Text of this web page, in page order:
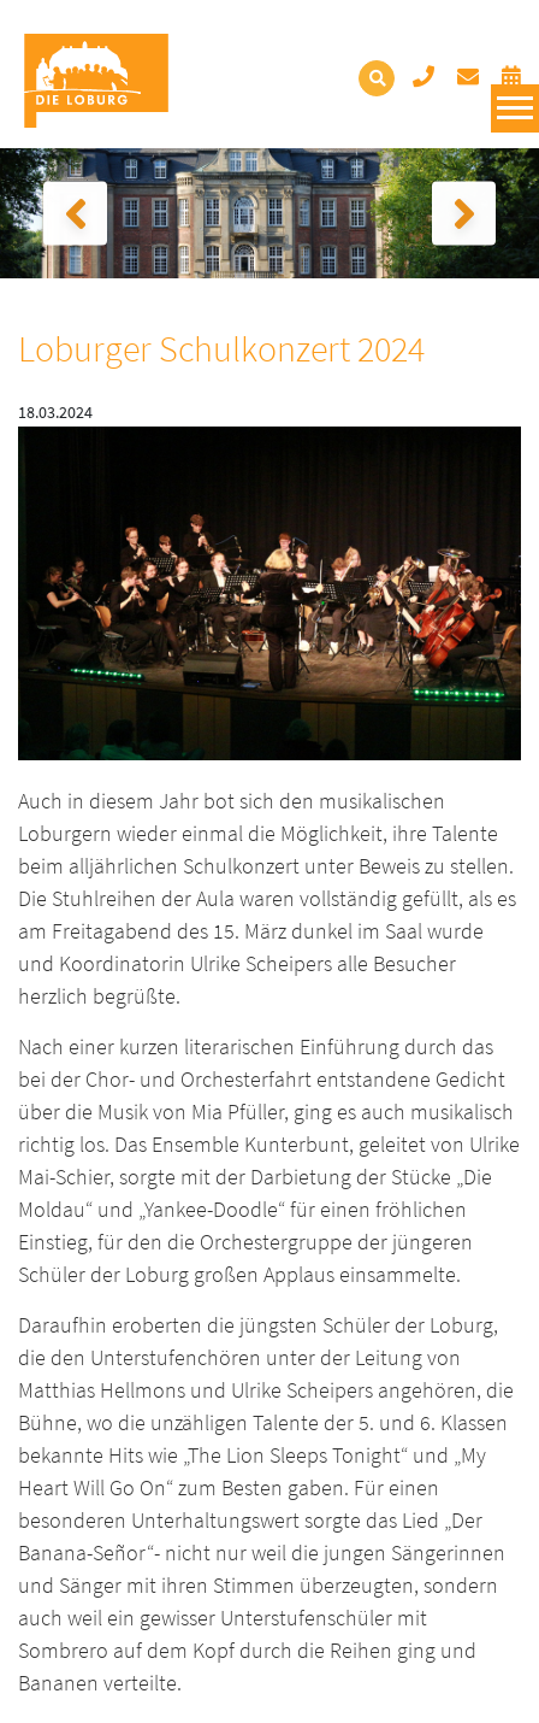
Loburger Schulkonzert 2024
18.03.2024
Auch in diesem Jahr bot sich den musikalischen
Loburgern wieder einmal die Möglichkeit, ihre Talente
beim alljährlichen Schulkonzert unter Beweis zu stellen.
Die Stuhlreihen der Aula waren vollständig gefüllt, als es
am Freitagabend des 15. März dunkel im Saal wurde
und Koordinatorin Ulrike Scheipers alle Besucher
herzlich begrüßte.
Nach einer kurzen literarischen Einführung durch das
bei der Chor- und Orchesterfahrt entstandene Gedicht
über die Musik von Mia Pfüller, ging es auch musikalisch
richtig los. Das Ensemble Kunterbunt, geleitet von Ulrike
Mai-Schier, sorgte mit der Darbietung der Stücke „Die
Moldau“ und „Yankee-Doodle“ für einen fröhlichen
Einstieg, für den die Orchestergruppe der jüngeren
Schüler der Loburg großen Applaus einsammelte.
Daraufhin eroberten die jüngsten Schüler der Loburg,
die den Unterstufenchören unter der Leitung von
Matthias Hellmons und Ulrike Scheipers angehören, die
Bühne, wo die unzähligen Talente der 5. und 6. Klassen
bekannte Hits wie „The Lion Sleeps Tonight“ und „My
Heart Will Go On“ zum Besten gaben. Für einen
besonderen Unterhaltungswert sorgte das Lied „Der
Banana-Señor“- nicht nur weil die jungen Sängerinnen
und Sänger mit ihren Stimmen überzeugten, sondern
auch weil ein gewisser Unterstufenschüler mit
Sombrero auf dem Kopf durch die Reihen ging und
Bananen verteilte.